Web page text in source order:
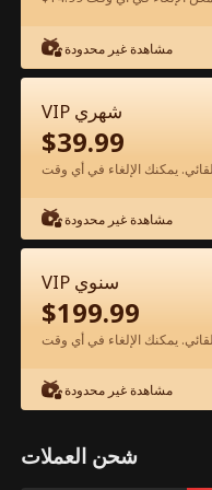
أبي المقرب الفيلم
كامل
مشاهدة غير محدودة
VIP شهري
$39.99
مشاهدة غير محدودة
VIP سنوي
$199.99
مشاهدة غير محدودة
شحن العملات